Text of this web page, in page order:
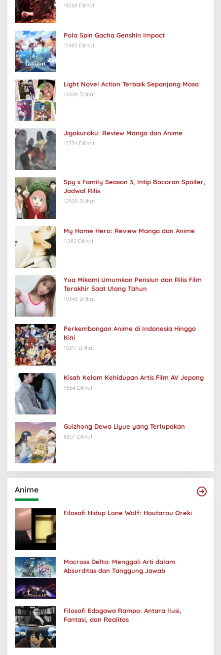
19288 Dilihat
Pola Spin Gacha Genshin Impact
15485 Dilihat
Light Novel Action Terbaik Sepanjang Masa
14048 Dilihat
Jigokuraku: Review Manga dan Anime
13734 Dilihat
Spy x Family Season 3, Intip Bocoran Spoiler,
Jadwal Rilis
12505 Dilihat
My Home Hero: Review Manga dan Anime
11282 Dilihat
Yua Mikami Umumkan Pensiun dan Rilis Film
Terakhir Saat Ulang Tahun
10343 Dilihat
Perkembangan Anime di Indonesia Hingga
Kini
10317 Dilihat
Kisah Kelam Kehidupan Artis Film AV Jepang
9564 Dilihat
Guizhong Dewa Liyue yang Terlupakan
8807 Dilihat
Anime
Filosofi Hidup Lone Wolf: Houtarou Oreki
Macross Delta: Menggali Arti dalam
Absurditas dan Tanggung Jawab
Filosofi Edogawa Rampo: Antara Ilusi,
Fantasi, dan Realitas